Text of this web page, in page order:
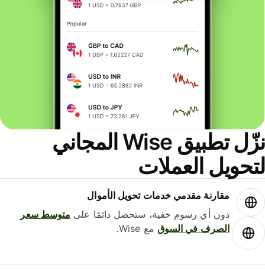
نزّل تطبيق Wise المجاني
لتحويل العملات
مقارنة مقدمي خدمات تحويل الأموال
دون أي رسوم خفية، ستحصل دائمًا على متوسط ​​سعر
الصرف في السوق مع Wise.